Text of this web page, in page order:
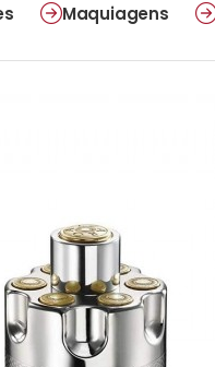
Maquiagens